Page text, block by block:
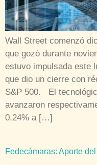
Wall Street comenzó
que gozó durante
estuvo impulsada este
que dio un cierre con
S&P 500. El
avanzaron
0,24% a […]
Fedecámaras: Aporte